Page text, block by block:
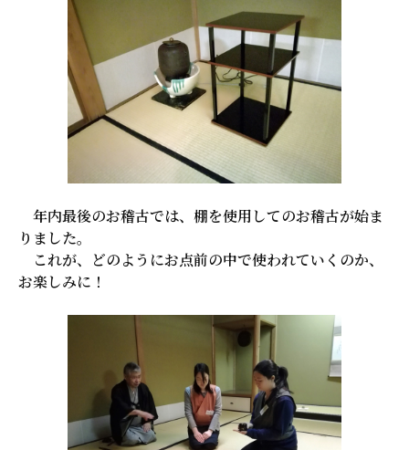
年内最後のお稽古では、棚を使用してのお稽古が始ま
りました。
これが、どのようにお点前の中で使われていくのか、
お楽しみに！